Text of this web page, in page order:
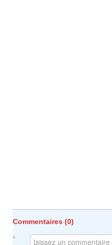
Commentaires (0)